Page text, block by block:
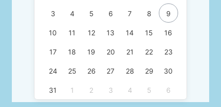
3 4 5 6 7 8 9
10 11 12 13 14 15 16
17 18 19 20 21 22 23
24 25 26 27 28 29 30
31 1 2 3 4 5 6